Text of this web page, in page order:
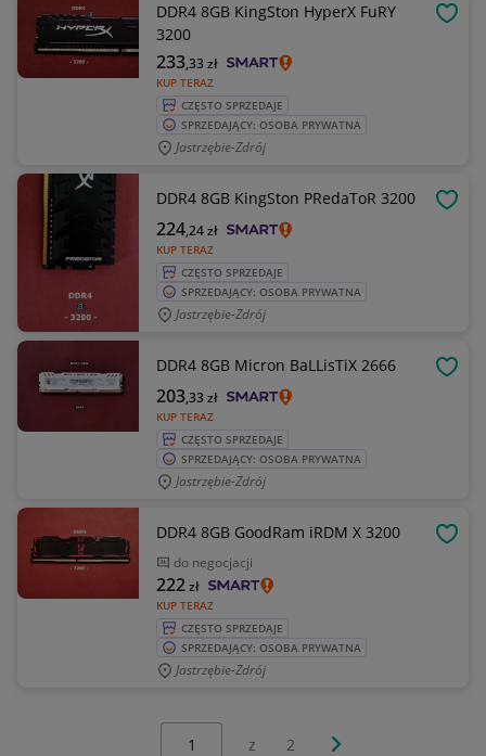
DDR4 8GB KingSton HyperX FuRY
3200
KUP TERAZ
233,33zł
CZĘSTO SPRZEDAJE
SPRZEDAJĄCY: OSOBA PRYWATNA
Jastrzębie-Zdrój
DDR4 8GB KingSton PRedaToR 3200
KUP TERAZ
224,24zł
CZĘSTO SPRZEDAJE
SPRZEDAJĄCY: OSOBA PRYWATNA
Jastrzębie-Zdrój
DDR4 8GB Micron BaLLisTiX 2666
KUP TERAZ
203,33zł
CZĘSTO SPRZEDAJE
SPRZEDAJĄCY: OSOBA PRYWATNA
Jastrzębie-Zdrój
DDR4 8GB GoodRam iRDM X 3200
do negocjacji
KUP TERAZ
222zł
CZĘSTO SPRZEDAJE
SPRZEDAJĄCY: OSOBA PRYWATNA
Jastrzębie-Zdrój
z 2 Następna strona